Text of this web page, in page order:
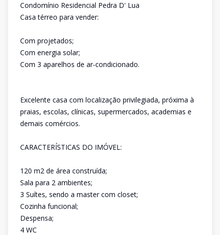
Condomínio Residencial Pedra D' Lua
Casa térreo para vender:
Com projetados;
Com energia solar;
Com 3 aparelhos de ar-condicionado.
Excelente casa com localização privilegiada, próxima à
praias, escolas, clínicas, supermercados, academias e
demais comércios.
CARACTERÍSTICAS DO IMÓVEL:
120 m2 de área construída;
Sala para 2 ambientes;
3 Suítes, sendo a master com closet;
Cozinha funcional;
Despensa;
4 WC